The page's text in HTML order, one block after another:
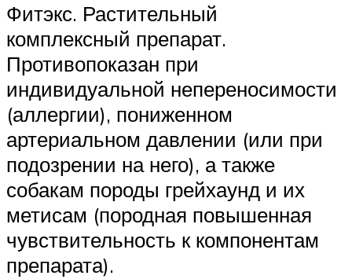
Фитэкс. Растительный
комплексный препарат.
Противопоказан при
индивидуальной непереносимости
(аллергии), пониженном
артериальном давлении (или при
подозрении на него), а также
собакам породы грейхаунд и их
метисам (породная повышенная
чувствительность к компонентам
препарата).